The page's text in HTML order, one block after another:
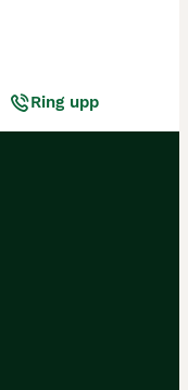
Ring upp